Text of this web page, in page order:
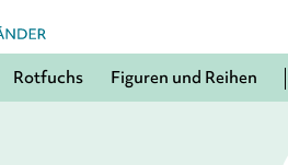
Rotfuchs Figuren und Reihen